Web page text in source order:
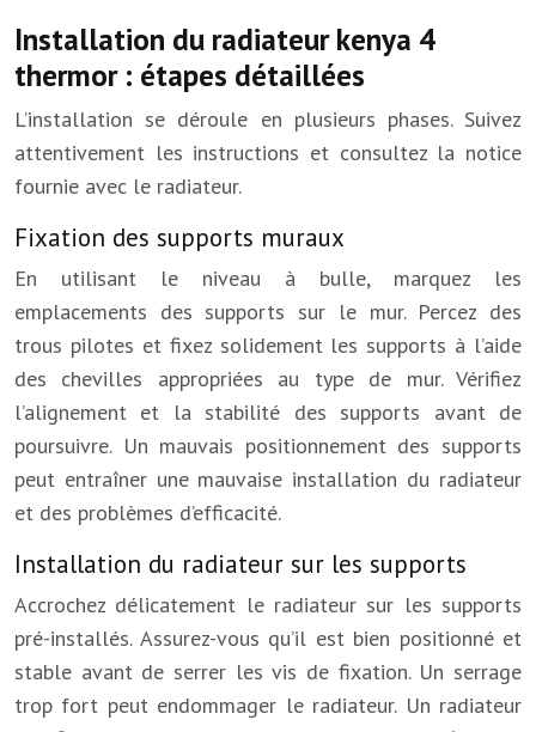
Installation du radiateur kenya 4
thermor : étapes détaillées
L’installation se déroule en plusieurs phases. Suivez
attentivement les instructions et consultez la notice
fournie avec le radiateur.
Fixation des supports muraux
En utilisant le niveau à bulle, marquez les
emplacements des supports sur le mur. Percez des
trous pilotes et fixez solidement les supports à l’aide
des chevilles appropriées au type de mur. Vérifiez
l’alignement et la stabilité des supports avant de
poursuivre. Un mauvais positionnement des supports
peut entraîner une mauvaise installation du radiateur
et des problèmes d’efficacité.
Installation du radiateur sur les supports
Accrochez délicatement le radiateur sur les supports
pré-installés. Assurez-vous qu’il est bien positionné et
stable avant de serrer les vis de fixation. Un serrage
trop fort peut endommager le radiateur. Un radiateur